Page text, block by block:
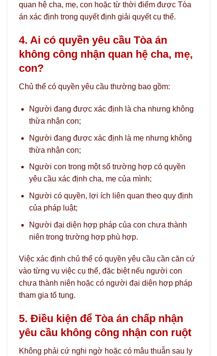
quan hệ cha, mẹ, con hoặc từ thời điểm được Tòa
án xác định trong quyết định giải quyết cụ thể.
4. Ai có quyền yêu cầu Tòa án
không công nhận quan hệ cha, mẹ,
con?
Chủ thể có quyền yêu cầu thường bao gồm:
Người đang được xác định là cha nhưng không
thừa nhận con;
Người đang được xác định là mẹ nhưng không
thừa nhận con;
Người con trong một số trường hợp có quyền
yêu cầu xác định cha, mẹ của mình;
Người có quyền, lợi ích liên quan theo quy định
của pháp luật;
Người đại diện hợp pháp của con chưa thành
niên trong trường hợp phù hợp.
Việc xác định chủ thể có quyền yêu cầu cần căn cứ
vào từng vụ việc cụ thể, đặc biệt nếu người con
chưa thành niên hoặc có người đại diện hợp pháp
tham gia tố tụng.
5. Điều kiện để Tòa án chấp nhận
yêu cầu không công nhận con ruột
Không phải cứ nghi ngờ hoặc có mâu thuẫn sau ly